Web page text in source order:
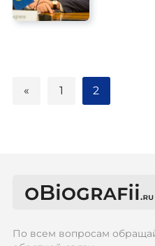
« 1 2
По всем вопросам